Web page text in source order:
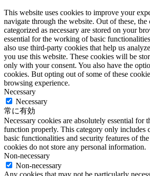
This website uses cookies to improve your
navigate through the website. Out of these, the
categorized as necessary are stored on your
essential for the working of basic
also use third-party cookies that help us
you use this website. These cookies will be
only with your consent. You also have the
cookies. But opting out of some of these
browsing experience.
Necessary
Necessary
常に有効
Necessary cookies are absolutely essential for
function properly. This category only includes
basic functionalities and security features of
cookies do not store any personal information.
Non-necessary
Non-necessary
Any cookies that may not be particularly